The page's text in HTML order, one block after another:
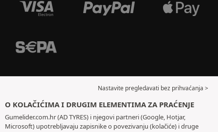
Nastavite pregledavati bez prihvaćanja >
O KOLAČIĆIMA I DRUGIM ELEMENTIMA ZA PRAĆENJE
Gumelider.com.hr (AD TYRES) i njegovi partneri (Google, Hotjar,
Microsoft) upotrebljavaju zapisnike o povezivanju (kolačiće) i druge